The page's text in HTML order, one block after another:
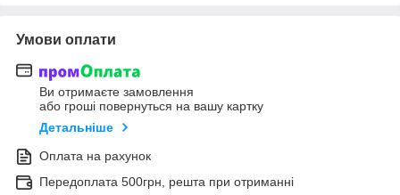
Умови оплати
Ви отримаєте замовлення
або гроші повернуться на вашу картку
Детальніше
Оплата на рахунок
Передоплата 500грн, решта при отриманні